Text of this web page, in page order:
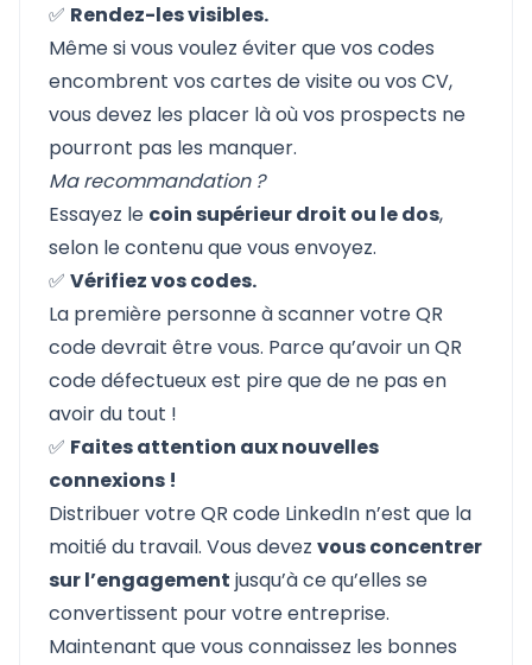
✅ Rendez-les visibles.
Même si vous voulez éviter que vos codes
encombrent vos cartes de visite ou vos CV,
vous devez les placer là où vos prospects ne
pourront pas les manquer.
Ma recommandation ?
Essayez le coin supérieur droit ou le dos,
selon le contenu que vous envoyez.
✅ Vérifiez vos codes.
La première personne à scanner votre QR
code devrait être vous. Parce qu’avoir un QR
code défectueux est pire que de ne pas en
avoir du tout !
✅ Faites attention aux nouvelles
connexions !
Distribuer votre QR code LinkedIn n’est que la
moitié du travail. Vous devez vous concentrer
sur l’engagement jusqu’à ce qu’elles se
convertissent pour votre entreprise.
Maintenant que vous connaissez les bonnes